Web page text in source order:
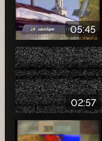
05:45
02:57